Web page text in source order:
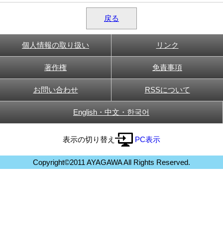
戻る
個人情報の取り扱い リンク
著作権 免責事項
お問い合わせ RSSについて
English・中文・한국어
表示の切り替え PC表示
Copyright©2011 AYAGAWA All Rights Reserved.